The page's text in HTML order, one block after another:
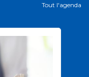
Tout l'agenda